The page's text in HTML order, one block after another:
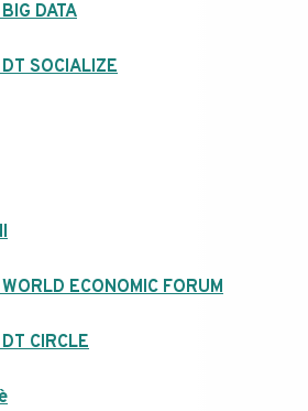
DATA
SOCIALIZE
ECONOMIC FORUM
CIRCLE